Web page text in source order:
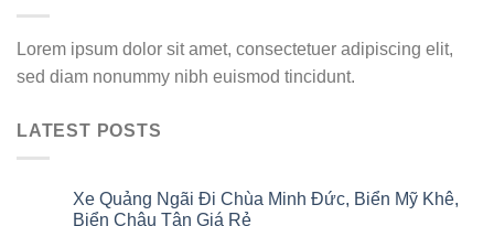
Lorem ipsum dolor sit amet, consectetuer adipiscing elit,
sed diam nonummy nibh euismod tincidunt.
LATEST POSTS
Xe Quảng Ngãi Đi Chùa Minh Đức, Biển Mỹ Khê,
Biển Châu Tân Giá Rẻ